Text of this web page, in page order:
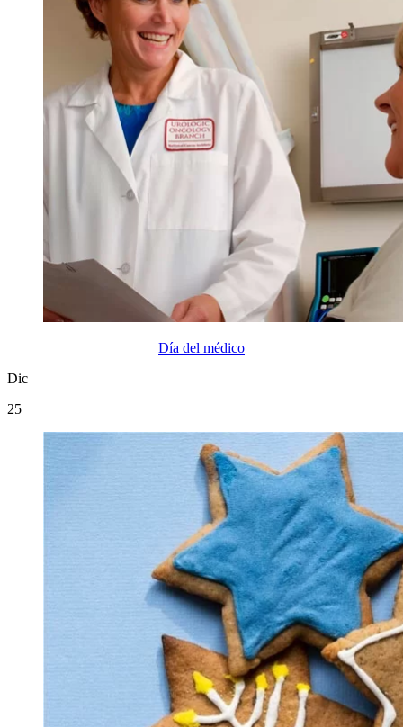
Día del médico
Dic
25